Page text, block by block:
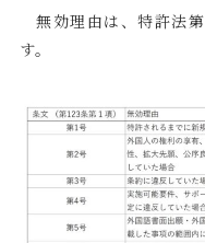
無効理由は、特許法第
す。